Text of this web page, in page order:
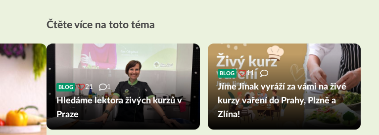
Čtěte více na toto téma
BLOG 21 1
Hledáme lektora živých kurzů v
Praze
BLOG 11
Jíme Jinak vyráží za vámi na živé
kurzy vaření do Prahy, Plzně a
Zlína!